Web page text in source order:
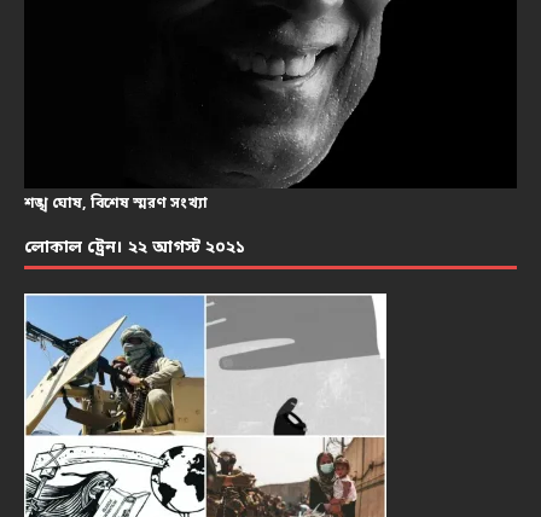
শঙ্খ ঘোষ, বিশেষ স্মরণ সংখ্যা
লোকাল ট্রেন। ২২ আগস্ট ২০২১